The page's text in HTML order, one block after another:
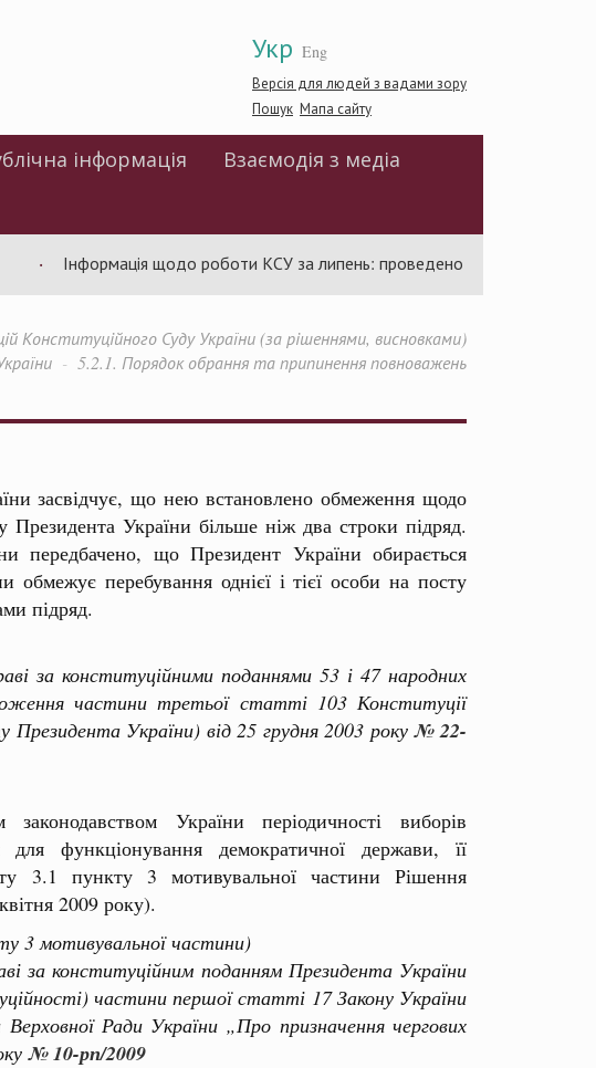
Укр Eng
Версія для людей з вадами зору
Пошук Мапа сайту
інформація
Взаємодія з медіа
Інформація щодо роботи КСУ за липень: проведено 94 засідання та
Конституційного Суду України (за рішеннями, висновками)
5.2.1. Порядок обрання та припинення повноважень
засвідчує, що нею встановлено обмеження щодо
Президента України більше ніж два строки підряд.
передбачено, що Президент України обирається
обмежує перебування однієї і тієї особи на посту
підряд.
за конституційними поданнями 53 і 47 народних
частини третьої статті 103 Конституції
Президента України) від 25 грудня 2003 року № 22-
України періодичності виборів
функціонування демократичної держави, її
3.1 пункту 3 мотивувальної частини Рішення
2009 року).
3 мотивувальної частини)
за конституційним поданням Президента України
частини першої статті 17 Закону України
Ради України „Про призначення чергових
№ 10-рп/2009